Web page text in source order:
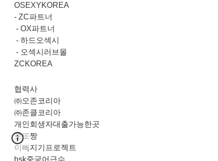
OSEXYKOREA
-ZC파트너
-OX파트너
-하드오섹시
- 오섹시러브몰
ZCKOREA
협력사
㈜오존코리아
㈜존클코리아
개인회생자대출가능한곳
로또짱
이뻐지기프로젝트
hsk중국어급수